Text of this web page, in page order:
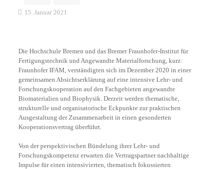
15. Januar 2021
Die Hochschule Bremen und das Bremer Fraunhofer-Institut für
Fertigungstechnik und Angewandte Materialforschung, kurz:
Fraunhofer IFAM, verständigten sich im Dezember 2020 in einer
gemeinsamen Absichtserklärung auf eine intensive Lehr- und
Forschungskooperation auf den Fachgebieten angewandte
Biomaterialien und Biophysik. Derzeit werden thematische,
strukturelle und organisatorische Eckpunkte zur praktischen
Ausgestaltung der Zusammenarbeit in einen gesonderten
Kooperationsvertrag überführt.
Von der perspektivischen Bündelung ihrer Lehr- und
Forschungskompetenz erwarten die Vertragspartner nachhaltige
Impulse für einen intensivierten, thematisch fokussierten